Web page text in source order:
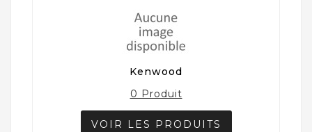
Kenwood
0 Produit
VOIR LES PRODUITS